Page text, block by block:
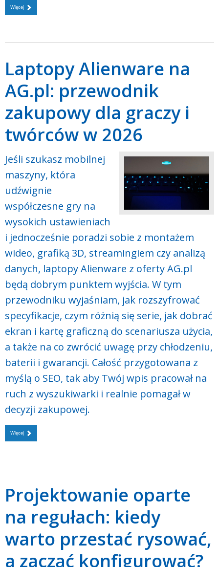
Więcej
Laptopy Alienware na
AG.pl: przewodnik
zakupowy dla graczy i
twórców w 2026
Jeśli szukasz mobilnej
maszyny, która
udźwignie
współczesne gry na
wysokich ustawieniach
i jednocześnie poradzi sobie z montażem
wideo, grafiką 3D, streamingiem czy analizą
danych, laptopy Alienware z oferty AG.pl
będą dobrym punktem wyjścia. W tym
przewodniku wyjaśniam, jak rozszyfrować
specyfikacje, czym różnią się serie, jak dobrać
ekran i kartę graficzną do scenariusza użycia,
a także na co zwrócić uwagę przy chłodzeniu,
baterii i gwarancji. Całość przygotowana z
myślą o SEO, tak aby Twój wpis pracował na
ruch z wyszukiwarki i realnie pomagał w
decyzji zakupowej.
Więcej
Projektowanie oparte
na regułach: kiedy
warto przestać rysować,
a zacząć konfigurować?